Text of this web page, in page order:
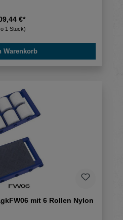
€*
1 Stück)
Warenkorb
mit 6 Rollen Nylon